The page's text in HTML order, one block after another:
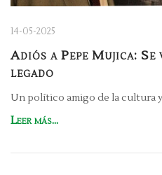
14-05-2025
Adiós a Pepe Mujica:
legado
Un político amigo de la cultura
Leer más...